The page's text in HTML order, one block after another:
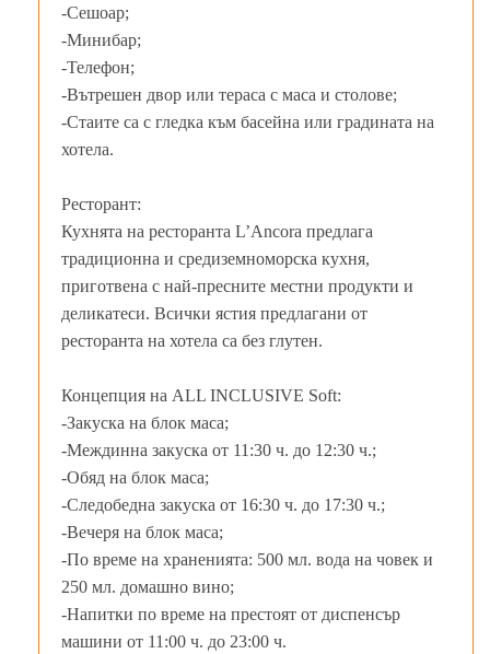
-Сешоар;
-Минибар;
-Телефон;
-Вътрешен двор или тераса с маса и столове;
-Стаите са с гледка към басейна или градината на
хотела.
Ресторант:
Кухнята на ресторанта L’Ancora предлага
традиционна и средиземноморска кухня,
приготвена с най-пресните местни продукти и
деликатеси. Всички ястия предлагани от
ресторанта на хотела са без глутен.
Концепция на ALL INCLUSIVE Soft:
-Закуска на блок маса;
-Междинна закуска от 11:30 ч. до 12:30 ч.;
-Обяд на блок маса;
-Следобедна закуска от 16:30 ч. до 17:30 ч.;
-Вечеря на блок маса;
-По време на храненията: 500 мл. вода на човек и
250 мл. домашно вино;
-Напитки по време на престоят от диспенсър
машини от 11:00 ч. до 23:00 ч.